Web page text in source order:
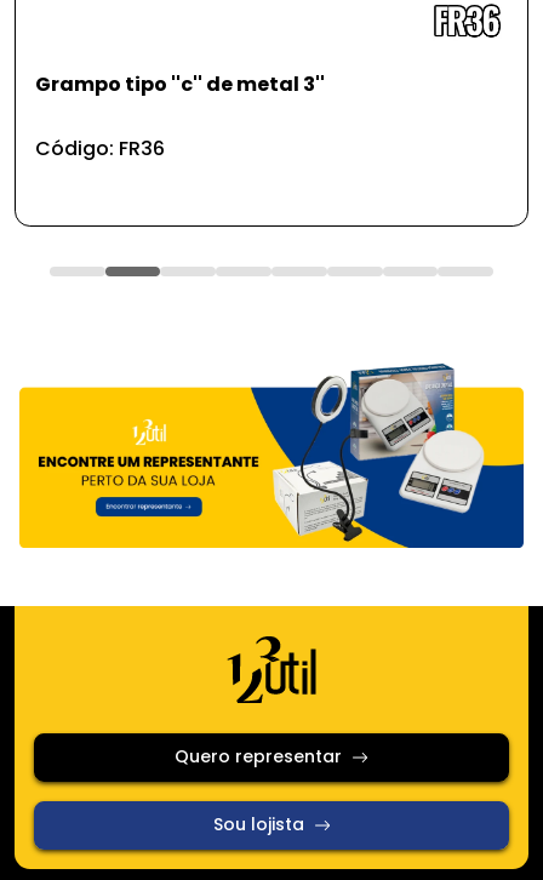
Grampo tipo ''c'' de metal 3''
Código: FR36
Quero representar
Sou lojista